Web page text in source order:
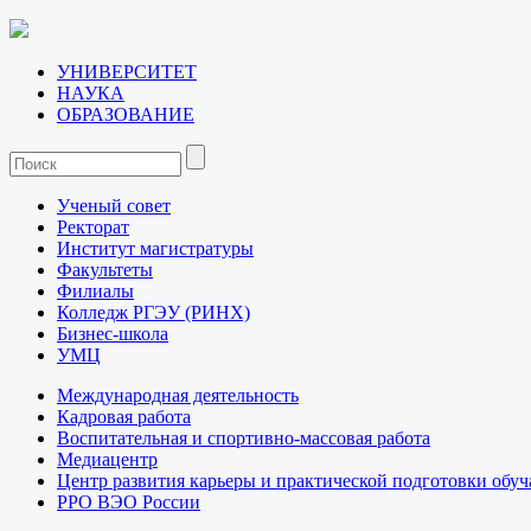
УНИВЕРСИТЕТ
НАУКА
ОБРАЗОВАНИЕ
Ученый совет
Ректорат
Институт магистратуры
Факультеты
Филиалы
Колледж РГЭУ (РИНХ)
Бизнес-школа
УМЦ
Международная деятельность
Кадровая работа
Воспитательная и спортивно-массовая работа
Медиацентр
Центр развития карьеры и практической подготовки
РРО ВЭО России